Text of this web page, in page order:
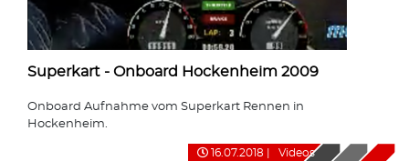
Superkart - Onboard Hockenheim 2009
Onboard Aufnahme vom Superkart Rennen in
Hockenheim.
16.07.2018 Videos